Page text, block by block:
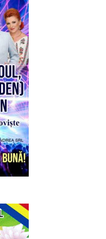
desfășura în
coordonată de
Nifon,
a
Târgoviștei,
la ora 17:00, cu
special
din Târgoviște.
și
Naționale
împreună cu